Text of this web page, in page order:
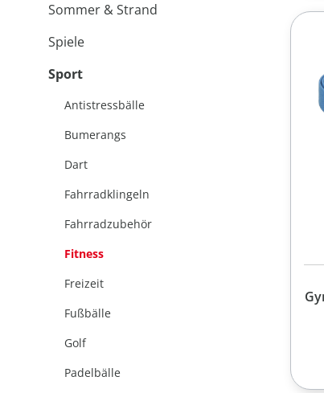
Sommer & Strand
Spiele
Sport
Antistressbälle
Bumerangs
Dart
Fahrradklingeln
Fahrradzubehör
Fitness
Freizeit
Fußbälle
Golf
Padelbälle